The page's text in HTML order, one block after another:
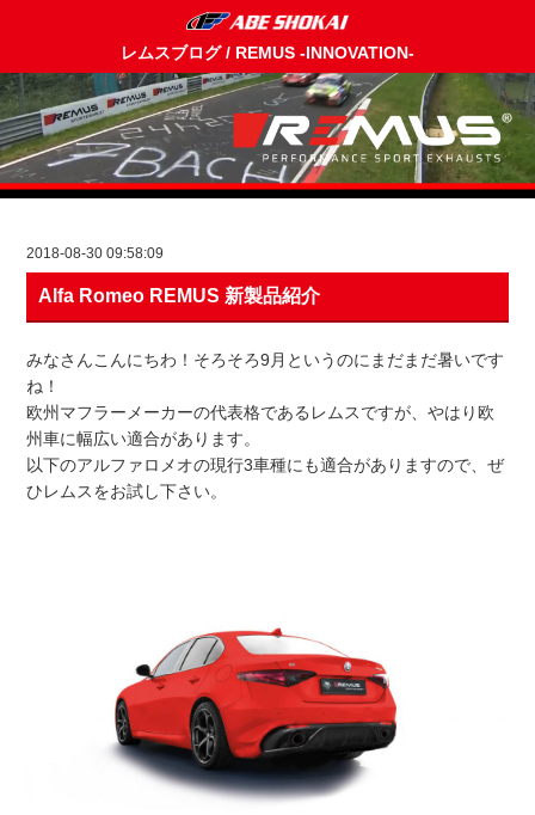
レムスブログ / REMUS -INNOVATION-
2018-08-30 09:58:09
Alfa Romeo REMUS 新製品紹介
みなさんこんにちわ！そろそろ9月というのにまだまだ暑いです
ね！
欧州マフラーメーカーの代表格であるレムスですが、やはり欧
州車に幅広い適合があります。
以下のアルファロメオの現行3車種にも適合がありますので、ぜ
ひレムスをお試し下さい。